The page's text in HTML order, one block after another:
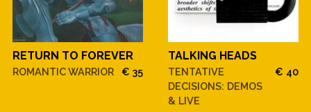
RETURN TO FOREVER
ROMANTIC WARRIOR € 35
TALKING HEADS
TENTATIVE
DECISIONS: DEMOS
& LIVE
€ 40